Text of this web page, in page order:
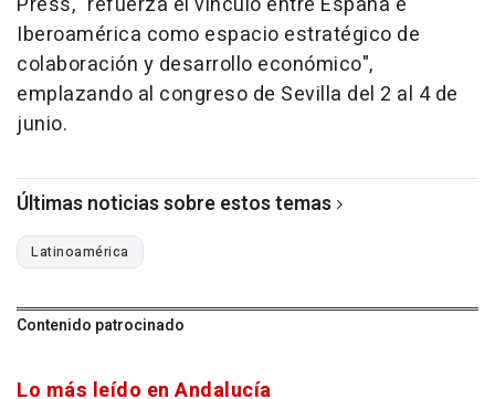
Iberoamérica como espacio estratégico de
colaboración y desarrollo económico",
emplazando al congreso de Sevilla del 2 al 4 de
junio.
Últimas noticias sobre estos temas
Latinoamérica
Contenido patrocinado
Lo más leído en Andalucía